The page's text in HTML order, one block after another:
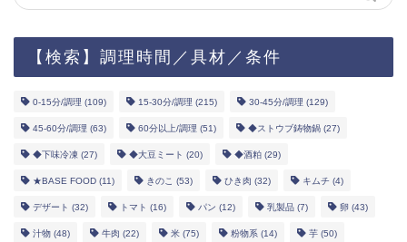
【検索】調理時間／具材／条件
0-15分/調理 (109) 15-30分/調理 (215) 30-45分/調理 (129)
45-60分/調理 (63) 60分以上/調理 (51) ◆ストウブ鋳物鍋 (27)
◆下味冷凍 (27) ◆大豆ミート (20) ◆酒粕 (29)
★BASE FOOD (11) きのこ (53) ひき肉 (32) キムチ (4)
デザート (32) トマト (16) パン (12) 乳製品 (7) 卵 (43)
汁物 (48) 牛肉 (22) 米 (75) 粉物系 (14) 芋 (50)